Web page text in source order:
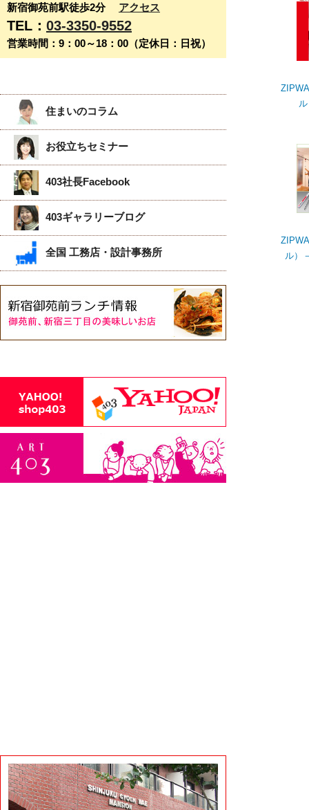
新宿御苑前駅徒歩2分 アクセス
TEL： 03-3350-9552
営業時間：9：00～18：00（定休日：日祝）
住まいのコラム
お役立ちセミナー
403社長Facebook
403ギャラリーブログ
全国 工務店・設計事務所
ル）